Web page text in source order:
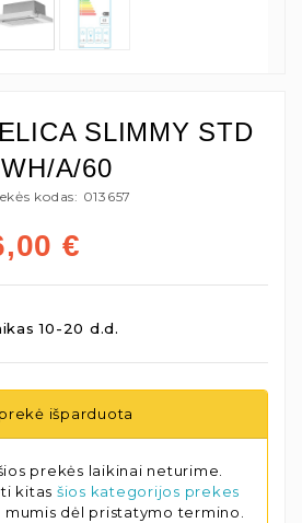
SLIMMY STD
WH/A/60
kodas: 013657
€
10-20 d.d.
išparduota
prekės laikinai neturime.
kitas šios kategorijos prekes
mumis dėl pristatymo termino.